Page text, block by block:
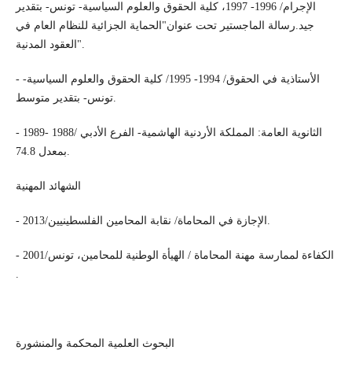
الإجرام/ 1996- 1997، كلية الحقوق والعلوم السياسية- تونس- بتقدير
جيد.رسالة الماجستير تحت عنوان"الحماية الجزائية للنظام العام في
العقود المدنية".
- الأستاذية في الحقوق/ 1994- 1995/ كلية الحقوق والعلوم السياسية-
تونس- بتقدير متوسط.
- الثانوية العامة: المملكة الأردنية الهاشمية- الفرع الأدبي /1988 -1989
بمعدل 74.8.
الشهائد المهنية
- الإجازة في المحاماة/ نقابة المحامين الفلسطينيين/2013.
- الكفاءة لممارسة مهنة المحاماة / الهيأة الوطنية للمحامين، تونس/2001
.
البحوث العلمية المحكمة والمنشورة